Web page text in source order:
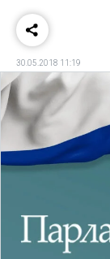
30.05.2018 11:19